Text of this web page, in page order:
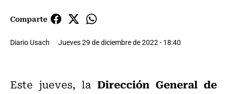
Comparte
Diario Usach Jueves 29 de diciembre de 2022 - 18:40
Este jueves, la Dirección General de